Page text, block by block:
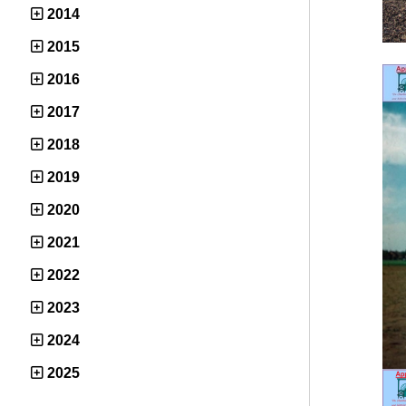
2014
2015
2016
2017
2018
2019
2020
2021
2022
2023
2024
2025